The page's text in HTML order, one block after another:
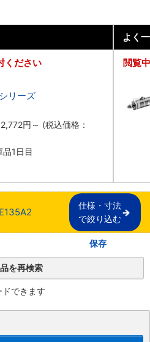
ください
リーズ
2,772円 ～ (税込価格：
1日目
よく
閲覧
仕様・寸法
で絞り込む
保存
を再検索
できます